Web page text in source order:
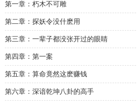
第一章：朽木不可雕
第二章：探妖令没什麽用
第三章：一辈子都没张开过的眼睛
第四章：第一案
第五章：算命竟然这麽赚钱
第六章：深谙乾坤八卦的高手